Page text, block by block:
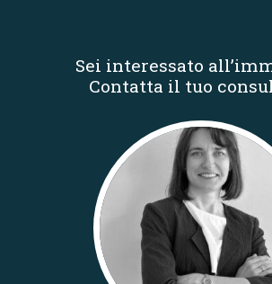
Sei interessato
Contatta il tuo